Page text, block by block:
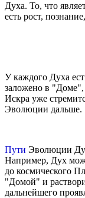
Духа. То, что
есть рост,
У каждого Духа
заложено в "Доме",
Искра уже
Эволюции дальше.
Пути Эволюции
Например, Дух
до космического
"Домой" и
дальнейшего